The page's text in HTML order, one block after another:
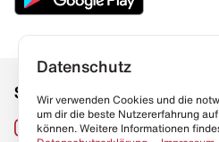
Social Media
Instagram
Datenschutz
Wir verwenden Cookies und die
um dir die beste Nutzererfahrung
können. Weitere Informationen